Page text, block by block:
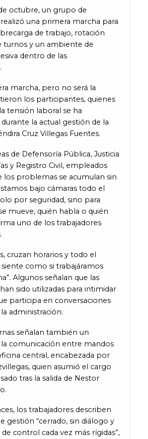
octubre, un grupo de
una primera marcha para
de trabajo, rotación
turnos y un ambiente de
dentro de las
marcha, pero no será la
los participantes, quienes
tensión laboral se ha
la actual gestión de la
Cruz Villegas Fuentes.
de Defensoría Pública, Justicia
y Registro Civil, empleados
los problemas se acumulan sin
bajo cámaras todo el
por seguridad, sino para
mueve, quién habla o quién
uno de los trabajadores
cruzan horarios y todo el
como si trabajáramos
Algunos señalan que las
sido utilizadas para intimidar
participa en conversaciones
administración.
señalan también un
comunicación entre mandos
central, encabezada por
quien asumió el cargo
tras la salida de Nestor
los trabajadores describen
gestión “cerrado, sin diálogo y
control cada vez más rígidas”,